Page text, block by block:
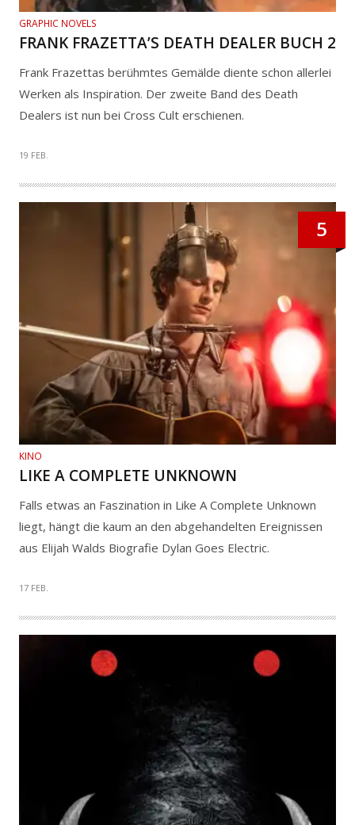
GRAPHIC NOVELS
FRANK FRAZETTA’S DEATH DEALER BUCH 2
Frank Frazettas berühmtes Gemälde diente schon allerlei
Werken als Inspiration. Der zweite Band des Death
Dealers ist nun bei Cross Cult erschienen.
19 FEB.
5
KINO
LIKE A COMPLETE UNKNOWN
Falls etwas an Faszination in Like A Complete Unknown
liegt, hängt die kaum an den abgehandelten Ereignissen
aus Elijah Walds Biografie Dylan Goes Electric.
17 FEB.